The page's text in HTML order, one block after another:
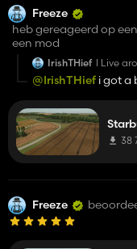
Freeze
heb gereageerd op
een mod
IrishTHief I Live
@IrishTHief i got a
stuff for the future.
38
Freeze